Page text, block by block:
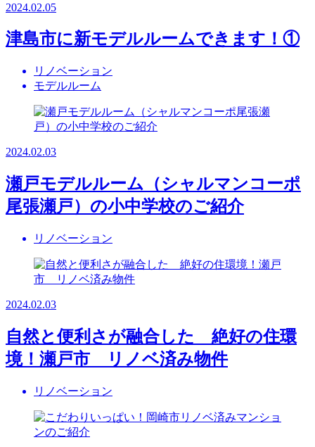
2024.02.05
津島市に新モデルルームできます！①
リノベーション
モデルルーム
2024.02.03
瀬戸モデルルーム（シャルマンコーポ
尾張瀬戸）の小中学校のご紹介
リノベーション
2024.02.03
自然と便利さが融合した 絶好の住環
境！瀬戸市 リノベ済み物件
リノベーション